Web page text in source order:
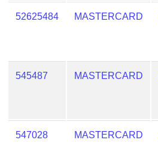
Card
Credit
Card
What
52625484 MASTERCARD
545487 MASTERCARD
547028 MASTERCARD